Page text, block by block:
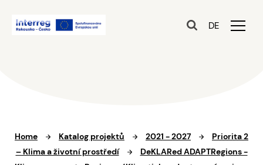
DE
Home Katalog projektů 2021 - 2027
Priorita 2
– Klima a životní prostředí
DeKLARed ADAPTRegions -